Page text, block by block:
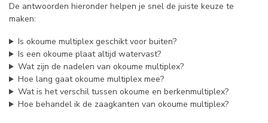
De antwoorden hieronder helpen je snel de juiste keuze te
maken:
Is okoume multiplex geschikt voor buiten?
Is een okoume plaat altijd watervast?
Wat zijn de nadelen van okoume multiplex?
Hoe lang gaat okoume multiplex mee?
Wat is het verschil tussen okoume en berkenmultiplex?
Hoe behandel ik de zaagkanten van okoume multiplex?